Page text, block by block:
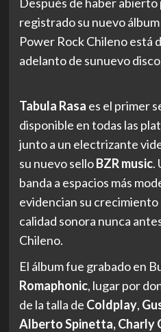
registrado su nuevo
Power Rock Chileno está
adelanto de sunuevo
Tabula Rasa es el primer
disponible en todas las
junto a un electrizante
su nuevo selloBZR music.
banda a espacios más
evidencian su
calidad sonora nunca
Chileno.
El álbum fue grabado en
Romaphonic, lugar por
de la talla de Coldplay,
Alberto Spinetta, Charly